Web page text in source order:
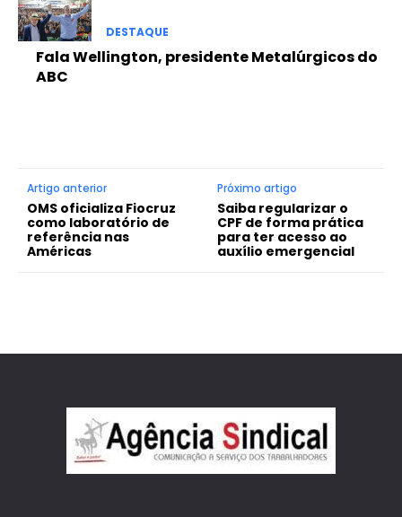
DESTAQUE
Fala Wellington, presidente Metalúrgicos do
ABC
Artigo anterior
OMS oficializa Fiocruz
como laboratório de
referência nas
Américas
Próximo artigo
Saiba regularizar o
CPF de forma prática
para ter acesso ao
auxílio emergencial